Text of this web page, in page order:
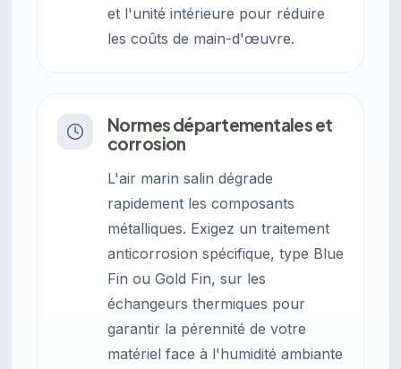
et l'unité intérieure pour réduire
les coûts de main-d'œuvre.
Normes départementales et
corrosion
L'air marin salin dégrade
rapidement les composants
métalliques. Exigez un traitement
anticorrosion spécifique, type Blue
Fin ou Gold Fin, sur les
échangeurs thermiques pour
garantir la pérennité de votre
matériel face à l'humidité ambiante